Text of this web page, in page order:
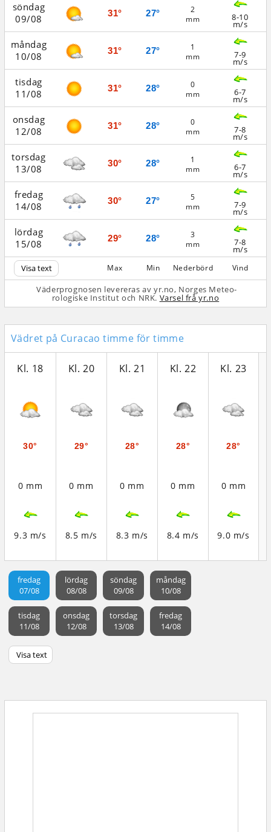
söndag
09/08
måndag
10/08
tisdag
11/08
onsdag
12/08
torsdag
13/08
fredag
14/08
lördag
15/08
Visa text
31°
31°
31°
31°
30°
30°
29°
Max
27°
27°
28°
28°
28°
27°
28°
Min
2
mm
1
mm
0
mm
0
mm
1
mm
5
mm
3
mm
Nederbörd
8-10
m/s
7-9
m/s
6-7
m/s
7-8
m/s
6-7
m/s
7-9
m/s
7-8
m/s
Vind
Väderprognosen levereras av yr.no, Norges Meteo­
rologiske Institut och NRK. Varsel frå yr.no
Vädret på Curacao timme för timme
fredag
07/08
Kl. 18
30°
0 mm
9.3 m/s
Kl. 20
29°
0 mm
8.5 m/s
Kl. 21
28°
0 mm
8.3 m/s
Kl. 22
28°
0 mm
8.4 m/s
Kl. 23
28°
0 mm
9.0 m/s
lördag
08/08
söndag
09/08
måndag
10/08
tisdag
11/08
onsdag
12/08
torsdag
13/08
fredag
14/08
Visa text